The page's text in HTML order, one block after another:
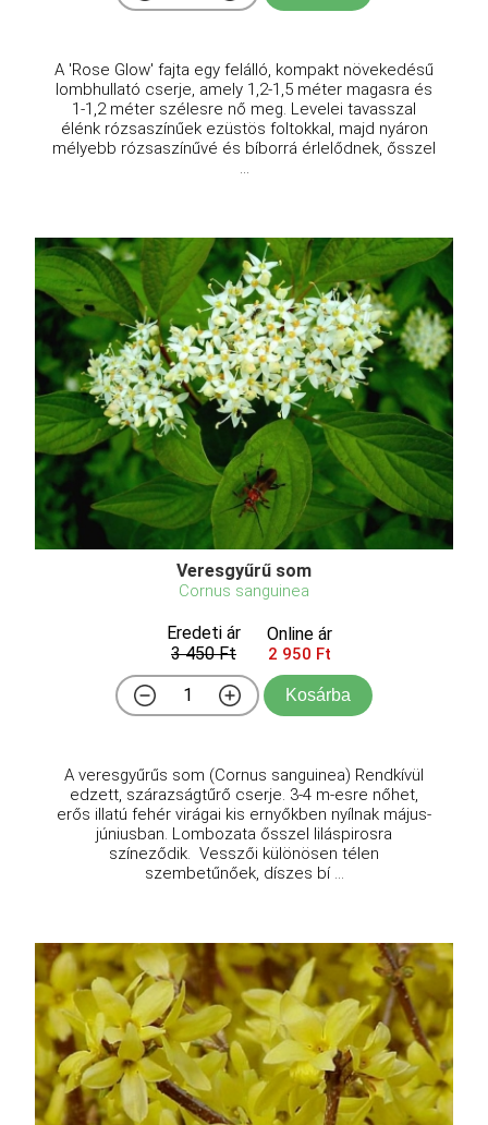
A 'Rose Glow' fajta egy felálló, kompakt növekedésű
lombhullató cserje, amely 1,2-1,5 méter magasra és
1-1,2 méter szélesre nő meg. Levelei tavasszal
élénk rózsaszínűek ezüstös foltokkal, majd nyáron
mélyebb rózsaszínűvé és bíborrá érlelődnek, ősszel
...
Veresgyűrű som
Cornus sanguinea
Eredeti ár
3 450 Ft
Online ár
2 950 Ft
Kosárba
A veresgyűrűs som (Cornus sanguinea) Rendkívül
edzett, szárazságtűrő cserje. 3-4 m-esre nőhet,
erős illatú fehér virágai kis ernyőkben nyílnak május-
júniusban. Lombozata ősszel liláspirosra
színeződik. Vesszői különösen télen
szembetűnőek, díszes bí ...